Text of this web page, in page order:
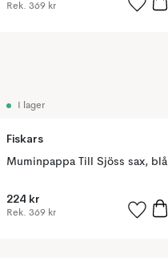
Rek. 369 kr
I lager
Fiskars
Muminpappa Till Sjöss sax, blå
224 kr
Rek. 369 kr